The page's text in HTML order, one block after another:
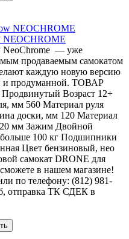
NEOCHROME
NeoChrome — уже
продаваемым самокатом
каждую новую версию
и продуманной. ТОВАР
Возраст 12+
мм 560 Материал руля
доски, мм 120 Материал
мм Зажим Двойной
100 кг Подшипники
Цвет бензиновый, нео
самокат DRONE для
в нашем магазине!
по телефону: (812) 981-
отправка ТК СДЕК в